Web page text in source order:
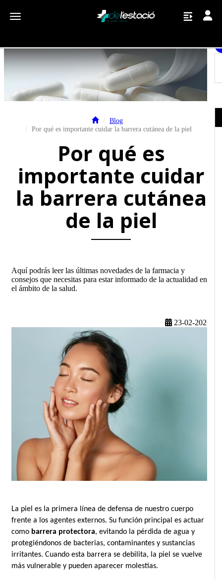
Toggle navigation
Blog
Por qué es importante cuidar la barrera cutánea de la piel
Por qué es
importante cuidar
la barrera cutánea
de la piel
Aquí podrás leer las últimas novedades de la farmacia y
consejos que necesitas para estar informado de la actualidad en
el ámbito de la salud.
23-02-2026
La piel es la primera línea de defensa de nuestro cuerpo
frente a los agentes externos. Su función principal es actuar
como barrera protectora, evitando la pérdida de agua y
protegiéndonos de bacterias, contaminantes y sustancias
irritantes. Cuando esta barrera se debilita, la piel se vuelve
más vulnerable y pueden aparecer molestias.